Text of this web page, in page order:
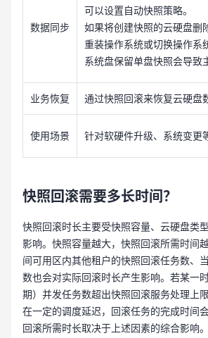
数据同步
可以设置自动快照策略。
如果将创建快照的云硬盘删
重装操作系统或切换操作系
系统盘保留单盘快照会导致
业务恢复 通过快照回滚来恢复云硬盘
使用场景 针对软硬件升级、系统变更
快照回滚需要多长时间？
快照回滚时长主要受快照容量、云硬盘类
影响。快照容量越大，快照回滚所需时间
间可用区内其他租户的快照回滚任务数、
数也会对实际回滚时长产生影响。若某一
期）并发任务数超出快照回滚服务处理上
在一定的调度延迟，回滚任务的完成时间
回滚所需时长取决于上述因素的综合影响